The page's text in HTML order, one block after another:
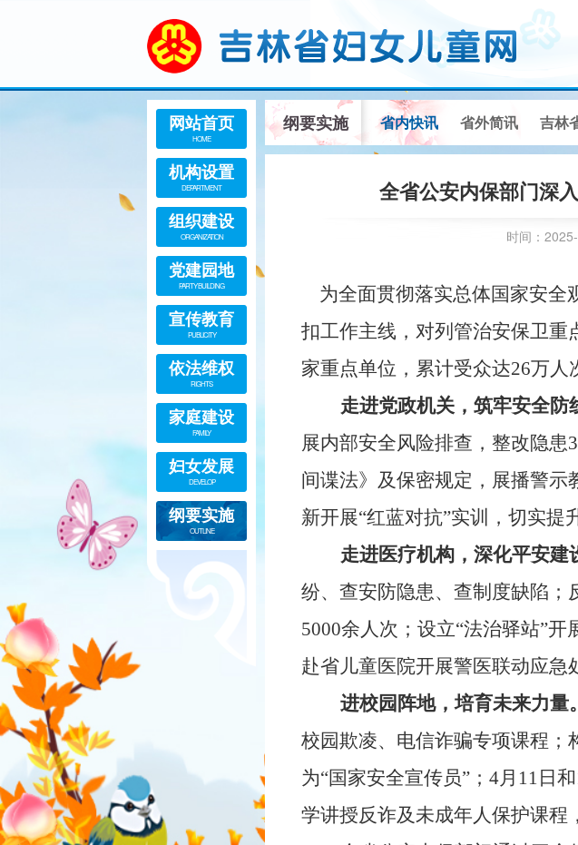
网站首页
HOME
机构设置
DEPARTMENT
组织建设
ORGANIZATION
党建园地
PARTY BUILDING
宣传教育
PUBLICITY
依法维权
RIGHTS
家庭建设
FAMILY
妇女发展
DEVELOP
纲要实施
OUTLINE
纲要实施 省内快讯 省外简讯 吉林
全省公安内保部门深
时间：
为全面贯彻落实总体国家安全
扣工作主线，对列管治安保卫重
家重点单位，累计受众达26万人
走进党政机关 ， 筑牢安全防
展内部安全风险排查，整改隐患
间谍法》及保密规定，展播警示
新开展“红蓝对抗”实训，切实提
走进医疗机构 ， 深化平安建
纷、查安防隐患、查制度缺陷
5000余人次；设立“法治驿站”
赴省儿童医院开展警医联动应急
进校园阵地，培育未来力量。
校园欺凌、电信诈骗专项课程
为“国家安全宣传员”；4月11日
学讲授反诈及未成年人保护课程